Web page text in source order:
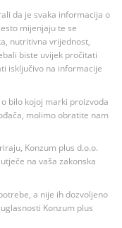
da je svaka informacija o
mijenjaju te se
nutritivna vrijednost,
biste uvijek pročitati
isključivo na informacije
bilo kojoj marki proizvoda
molimo obratite nam
Konzum plus d.o.o.
na vaša zakonska
a nije ih dozvoljeno
Konzum plus